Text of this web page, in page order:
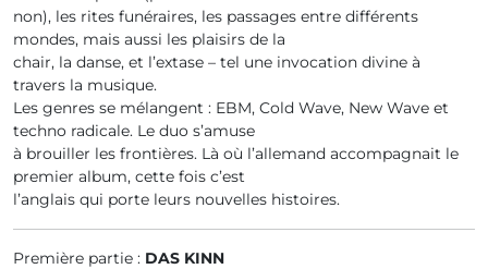
non), les rites funéraires, les passages entre différents
mondes, mais aussi les plaisirs de la
chair, la danse, et l’extase – tel une invocation divine à
travers la musique.
Les genres se mélangent : EBM, Cold Wave, New Wave et
techno radicale. Le duo s’amuse
à brouiller les frontières. Là où l’allemand accompagnait le
premier album, cette fois c’est
l’anglais qui porte leurs nouvelles histoires.
Première partie : DAS KINN